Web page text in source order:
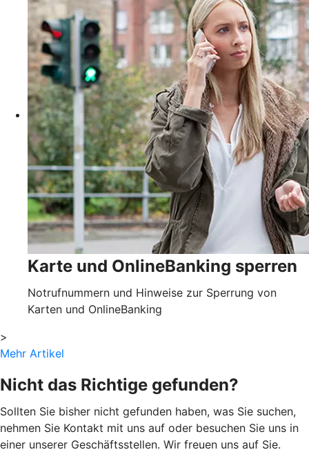
Karte und OnlineBanking sperren
Notrufnummern und Hinweise zur Sperrung von
Karten und OnlineBanking
>
Mehr Artikel
Nicht das Richtige gefunden?
Sollten Sie bisher nicht gefunden haben, was Sie suchen,
nehmen Sie Kontakt mit uns auf oder besuchen Sie uns in
einer unserer Geschäftsstellen. Wir freuen uns auf Sie.